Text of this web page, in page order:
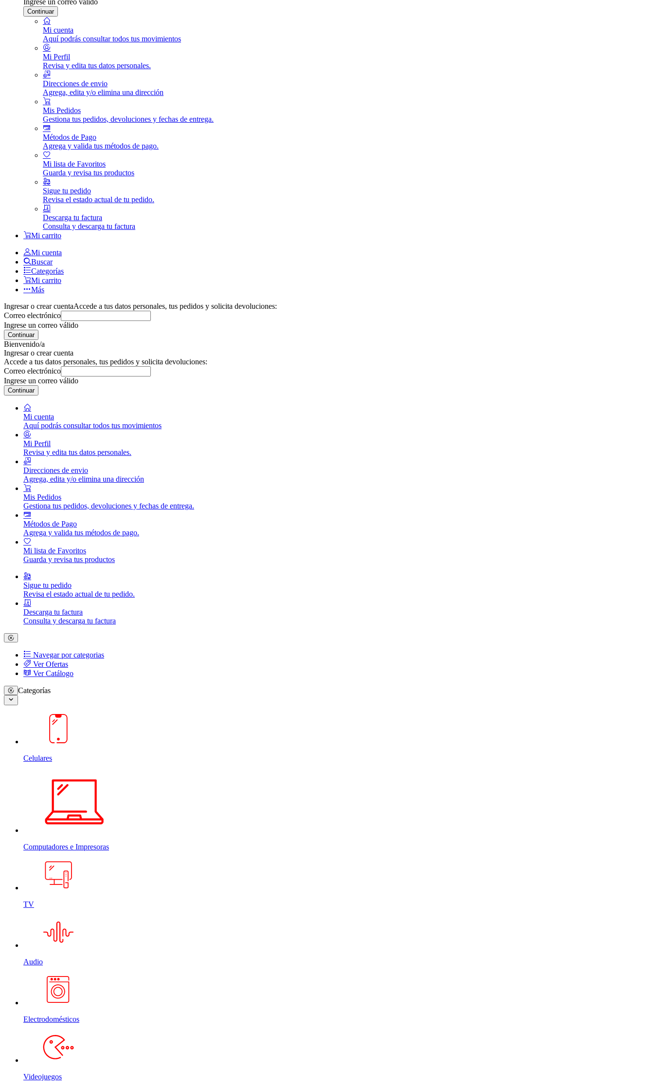
Continuar
Mi cuenta
Aquí podrás consultar todos tus movimientos
Mi Perfil
Revisa y edita tus datos personales.
Direcciones de envio
Agrega, edita y/o elimina una dirección
Mis Pedidos
Gestiona tus pedidos, devoluciones y fechas de entrega.
Métodos de Pago
Agrega y valida tus métodos de pago.
Mi lista de Favoritos
Guarda y revisa tus productos
Sigue tu pedido
Revisa el estado actual de tu pedido.
Descarga tu factura
Consulta y descarga tu factura
Mi carrito
Mi cuenta
Buscar
Categorías
Mi carrito
Más
Ingresar o crear cuentaAccede a tus datos personales, tus pedidos y solicita devoluciones:
Correo electrónico
Ingrese un correo válido
Continuar
Bienvenido/a
Ingresar o crear cuenta
Accede a tus datos personales, tus pedidos y solicita devoluciones:
Correo electrónico
Ingrese un correo válido
Continuar
Mi cuenta
Aquí podrás consultar todos tus movimientos
Mi Perfil
Revisa y edita tus datos personales.
Direcciones de envio
Agrega, edita y/o elimina una dirección
Mis Pedidos
Gestiona tus pedidos, devoluciones y fechas de entrega.
Métodos de Pago
Agrega y valida tus métodos de pago.
Mi lista de Favoritos
Guarda y revisa tus productos
Sigue tu pedido
Revisa el estado actual de tu pedido.
Descarga tu factura
Consulta y descarga tu factura
Navegar por categorias
Ver Ofertas
Ver Catálogo
Categorías
Celulares
Computadores e Impresoras
TV
Audio
Electrodomésticos
Videojuegos